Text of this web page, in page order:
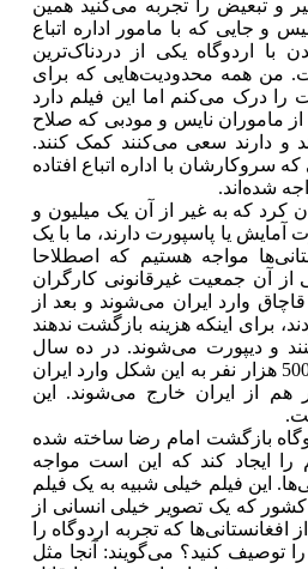
و تبعیض را تجربه می‌کنید همین
و جایی که با مامور اداره اتباع
با اردوگاه یکی از دردناک‌ترین
من همه محدودیت‌هایی که برای
درک می‌کنم اما این فیلم دارد
ماموران نایس و مودبی که صلاح
و دارند سعی می‌کنند کمک کنند.
سروکارشان با اداره اتباع افتاده
شده‌اند.
کرد که به غیر از آن یک میلیون و
یا پاسپورت دارند، ما با یک
مواجه هستیم که اصطلاحا
از آن جمعیت غیرقانونی کارگران
وارد ایران می‌شوند و بعد از
برای اینکه هزینه بازگشت ندهند
و دیپورت می‌شوند. در ده سال
اخیر معمولا سالانه حدود 500 هزار نفر به این شکل وارد ایران
هزار نفر هم از ایران خارج می‌شوند. این
بازگشت امام رضا ساخته شده
را ایجاد کند که این است مواجه
این فیلم خیلی شبیه به یک فیلم
که یک تصویر خیلی انسانی از
که تجربه اردوگاه را
توصیف کنید؟ می‌گویند: آنجا مثل